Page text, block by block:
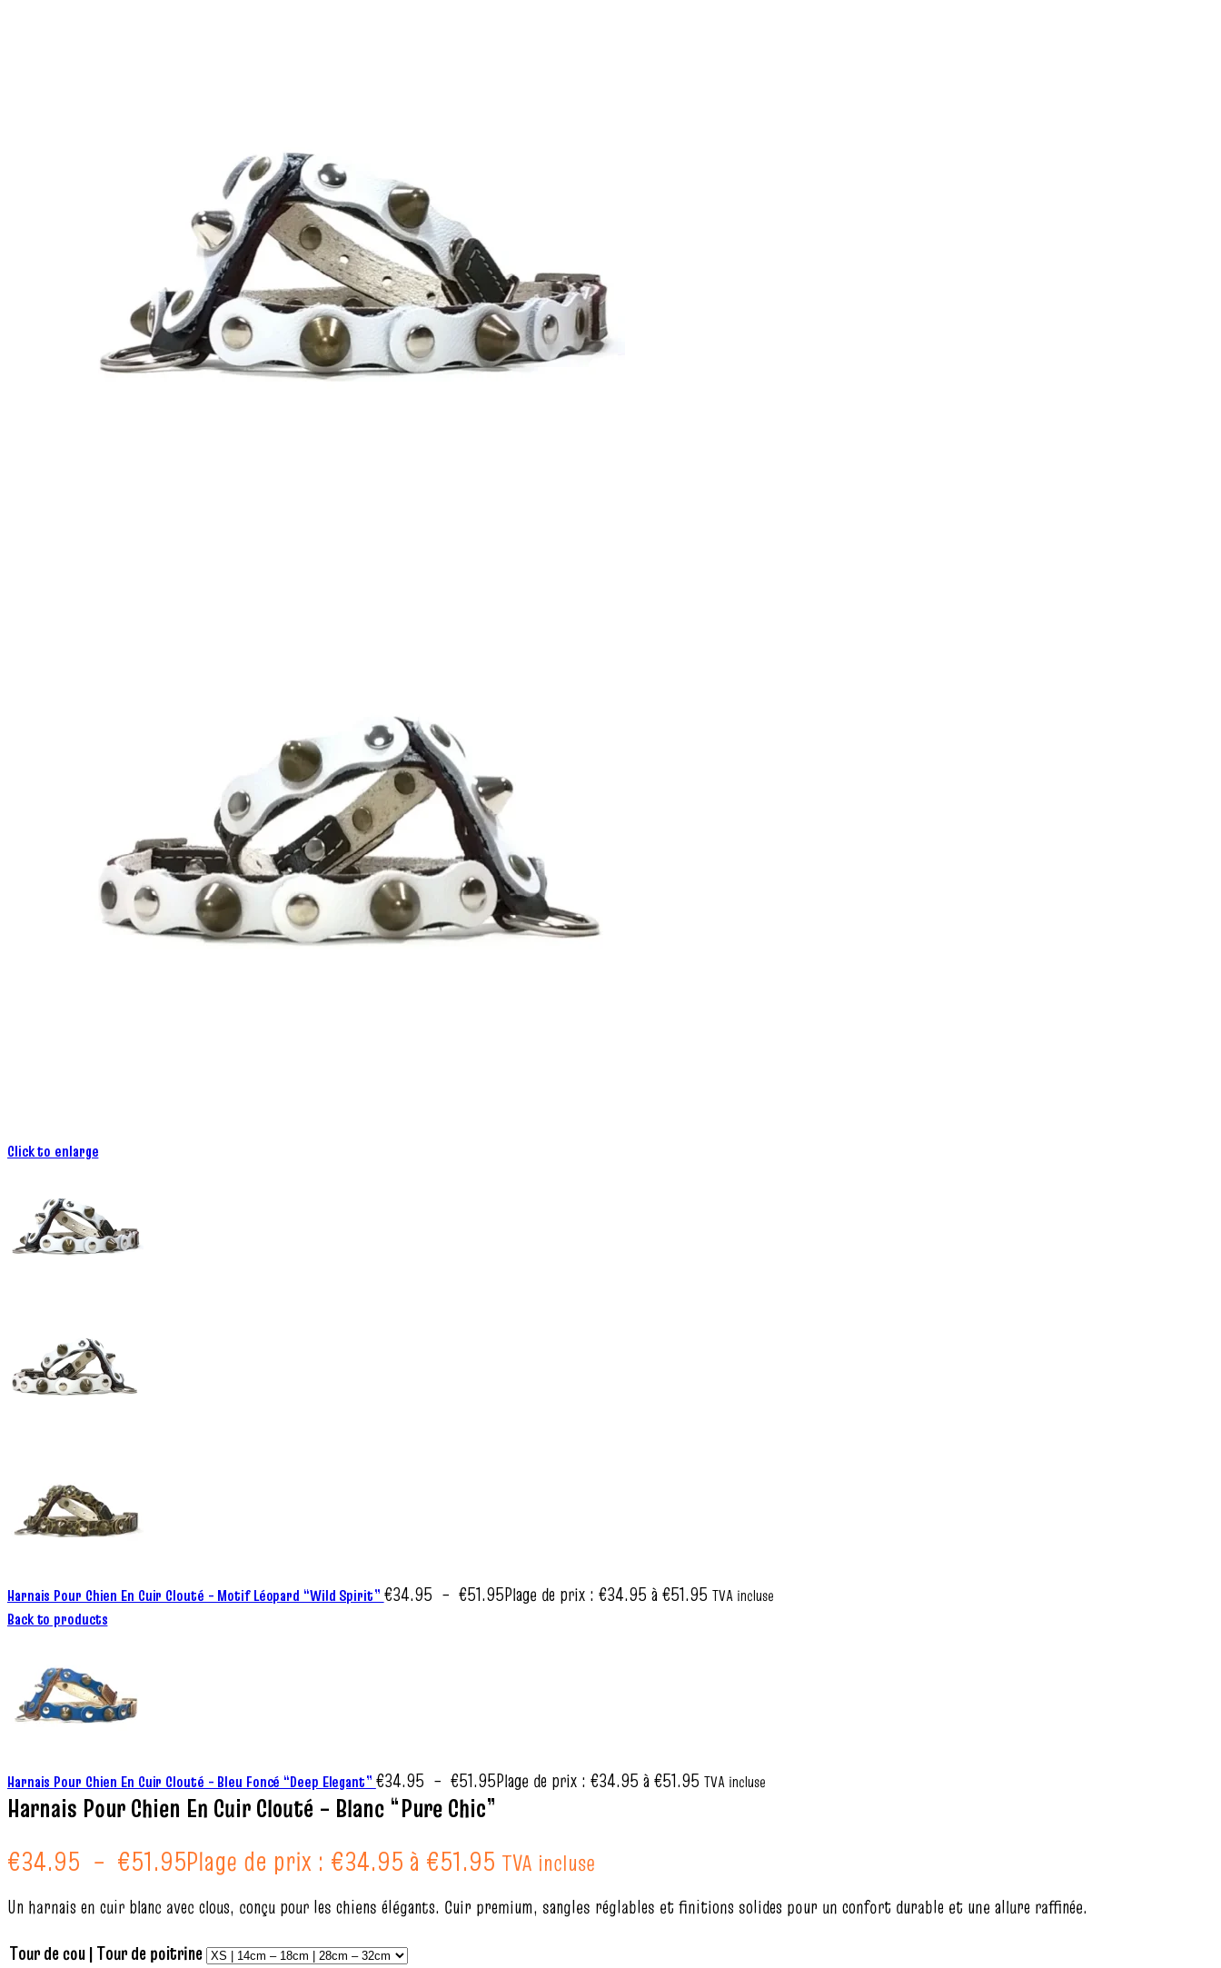
Click to enlarge
Harnais Pour Chien En Cuir Clouté – Motif Léopard “Wild Spirit” €34.95 – €51.95Plage de prix : €34.95 à €51.95 TVA incluse
Back to products
Harnais Pour Chien En Cuir Clouté – Bleu Foncé “Deep Elegant” €34.95 – €51.95Plage de prix : €34.95 à €51.95 TVA incluse
Harnais Pour Chien En Cuir Clouté – Blanc “Pure Chic”
€34.95 – €51.95Plage de prix : €34.95 à €51.95 TVA incluse
Un harnais en cuir blanc avec clous, conçu pour les chiens élégants. Cuir premium, sangles réglables et finitions solides pour un confort durable et une allure raffinée.
Tour de cou | Tour de poitrine